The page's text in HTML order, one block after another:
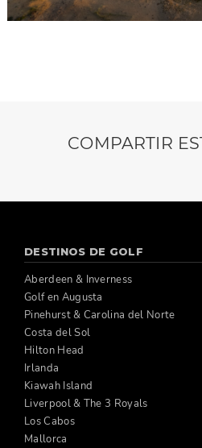
COMPARTIR
DESTINOS DE GOLF
Aberdeen & Inverness
Golf en Augusta
Pinehurst & Carolina del Norte
Costa del Sol
Hilton Head
Irlanda
Kiawah Island
Liverpool & The 3 Royals
Los Cabos
Mallorca